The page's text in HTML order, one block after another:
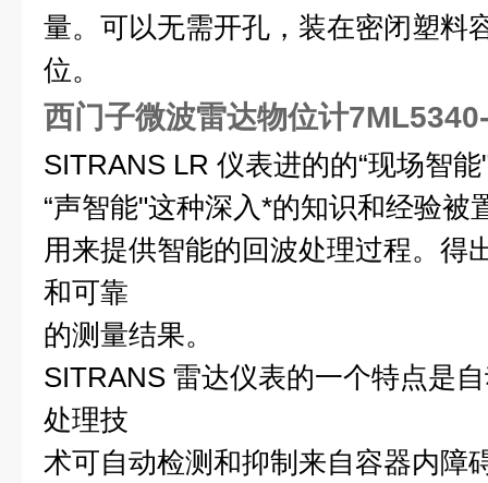
量。可以无需开孔，装在密闭塑料
位。
西门子微波雷达物位计
SITRANS LR 仪表进的的“现场智
“声智能"这种深入*的知识和经验被
用来提供智能的回波处理过程。得
和可靠
的测量结果。
SITRANS 雷达仪表的一个特点是
处理技
术可自动检测和抑制来自容器内障